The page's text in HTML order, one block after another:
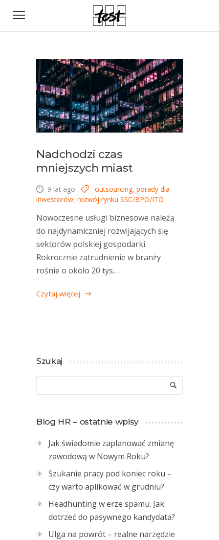
Nadchodzi czas
mniejszych miast
9 lat ago outsourcing, porady dla
inwestorów, rozwój rynku SSC/BPO/ITO
Nowoczesne usługi biznesowe należą
do najdynamiczniej rozwijających się
sektorów polskiej gospodarki.
Rokrocznie zatrudnienie w branży
rośnie o około 20 tys.…
Czytaj więcej
Szukaj
Blog HR – ostatnie wpisy
Jak świadomie zaplanować zmianę
zawodową w Nowym Roku?
Szukanie pracy pod koniec roku –
czy warto aplikować w grudniu?
Headhunting w erze spamu. Jak
dotrzeć do pasywnego kandydata?
Ulga na powrót – realne narzędzie